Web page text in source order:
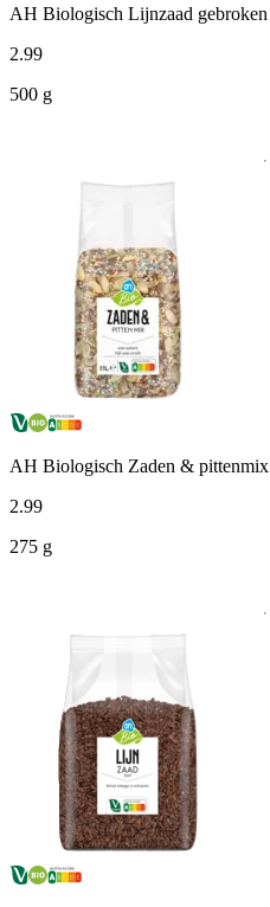
AH Biologisch Lijnzaad gebroken
2.99
500 g
AH Biologisch Zaden & pittenmix
2.99
275 g